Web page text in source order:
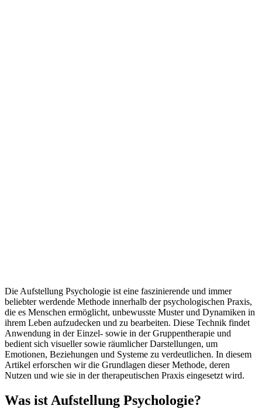
Die Aufstellung Psychologie ist eine faszinierende und immer
beliebter werdende Methode innerhalb der psychologischen Praxis,
die es Menschen ermöglicht, unbewusste Muster und Dynamiken in
ihrem Leben aufzudecken und zu bearbeiten. Diese Technik findet
Anwendung in der Einzel- sowie in der Gruppentherapie und
bedient sich visueller sowie räumlicher Darstellungen, um
Emotionen, Beziehungen und Systeme zu verdeutlichen. In diesem
Artikel erforschen wir die Grundlagen dieser Methode, deren
Nutzen und wie sie in der therapeutischen Praxis eingesetzt wird.
Was ist Aufstellung Psychologie?